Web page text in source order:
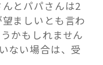
とパパさんは2
ましいとも言わ
かもしれません
ない場合は、受